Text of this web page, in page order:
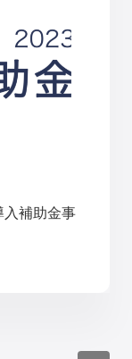
入補助金事